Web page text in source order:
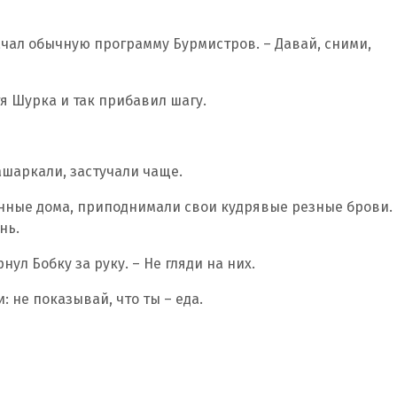
обычную программу Бурмистров. – Давай, сними,
Шурка и так прибавил шагу.
застучали чаще.
дома, приподнимали свои кудрявые резные брови.
Бобку за руку. – Не гляди на них.
не показывай, что ты – еда.